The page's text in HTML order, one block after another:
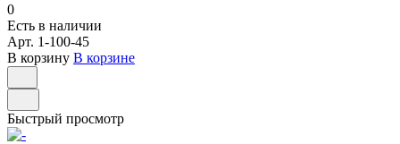
0
Есть в наличии
Арт. 1-100-45
В корзину В корзине
Быстрый просмотр